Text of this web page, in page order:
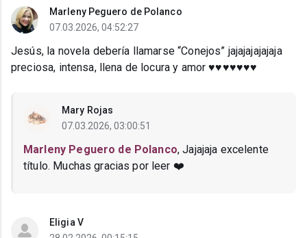
Marleny Peguero de Polanco
07.03.2026, 04:52:27
Jesús, la novela debería llamarse “Conejos” jajajajajajaja
preciosa, intensa, llena de locura y amor ♥️♥️♥️♥️♥️♥️♥️
Mary Rojas
07.03.2026, 03:00:51
Marleny Peguero de Polanco, Jajajaja excelente
título. Muchas gracias por leer ❤️
Eligia V